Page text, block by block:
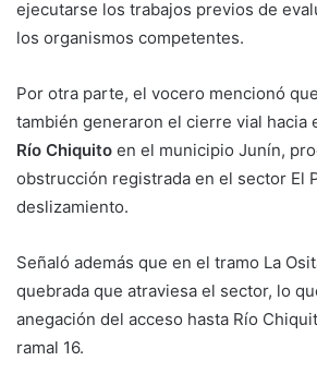
ejecutarse los trabajos previos de
los organismos competentes.
Por otra parte, el vocero mencionó
también generaron el cierre vial hacia
Río Chiquito en el municipio Junín,
obstrucción registrada en el sector El
deslizamiento.
Señaló además que en el tramo La
quebrada que atraviesa el sector, lo
anegación del acceso hasta Río
ramal 16.